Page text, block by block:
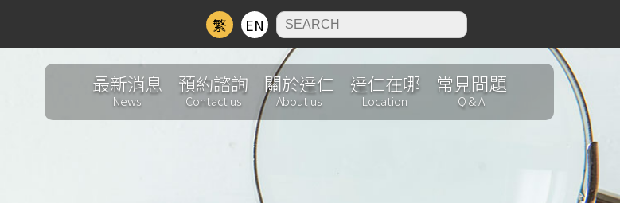
繁 EN
最新消息
News
預約諮詢
Contact us
關於達仁
About us
達仁在哪
Location
常見問題
Q & A